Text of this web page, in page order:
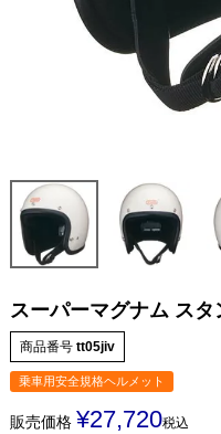
スーパーマグナム ス
商品番号 tt05jiv
乗車用安全規格ヘルメット
販売価格 ¥27,720税込